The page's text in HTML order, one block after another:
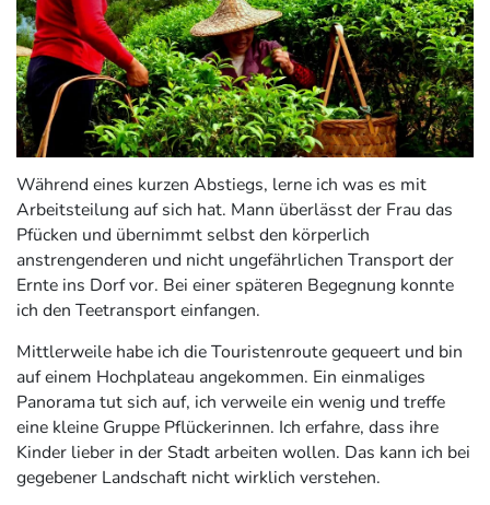
Während eines kurzen Abstiegs, lerne ich was es mit
Arbeitsteilung auf sich hat. Mann überlässt der Frau das
Pfücken und übernimmt selbst den körperlich
anstrengenderen und nicht ungefährlichen Transport der
Ernte ins Dorf vor. Bei einer späteren Begegnung konnte
ich den Teetransport einfangen.
Mittlerweile habe ich die Touristenroute gequeert und bin
auf einem Hochplateau angekommen. Ein einmaliges
Panorama tut sich auf, ich verweile ein wenig und treffe
eine kleine Gruppe Pflückerinnen. Ich erfahre, dass ihre
Kinder lieber in der Stadt arbeiten wollen. Das kann ich bei
gegebener Landschaft nicht wirklich verstehen.